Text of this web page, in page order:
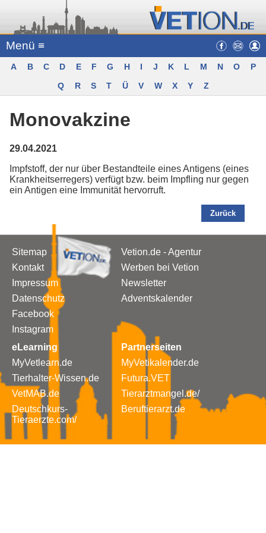
Menü ≡
A B C D E F G H I J K L M N O
P
Q
R S T Ü V W X Y Z
Monovakzine
29.04.2021
Impfstoff, der nur über Bestandteile eines Antigens (eines
Krankheitserregers) verfügt bzw. beim Impfling nur gegen
ein Antigen eine Immunität hervorruft.
Zurück
Sitemap
Kontakt
Impressum
Datenschutz
Facebook
Instagram
Vetion.de - Agentur
Werben bei Vetion
Newsletter
Adventskalender
eLearning
MyVetlearn.de
Tierhalter-Wissen.de
VetMAB.de
Deutschkurs-
Tieraerzte.com/
Partnerseiten
MyVetikalender.de
Futura.VET
Tierarztmangel.de/
Beruftierarzt.de